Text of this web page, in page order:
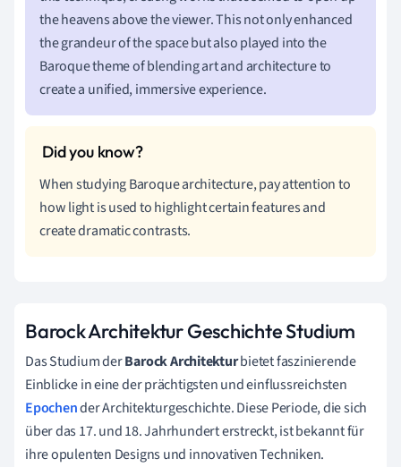
the heavens above the viewer. This not only enhanced
the grandeur of the space but also played into the
Baroque theme of blending art and architecture to
create a unified, immersive experience.
When studying Baroque architecture, pay attention to
how light is used to highlight certain features and
create dramatic contrasts.
Barock Architektur Geschichte Studium
Das Studium derBarock Architekturbietet faszinierende
Einblicke in eine der prächtigsten und einflussreichsten
Epochender Architekturgeschichte. Diese Periode, die sich
über das 17. und 18. Jahrhundert erstreckt, ist bekannt für
ihre opulenten Designs und innovativen Techniken.